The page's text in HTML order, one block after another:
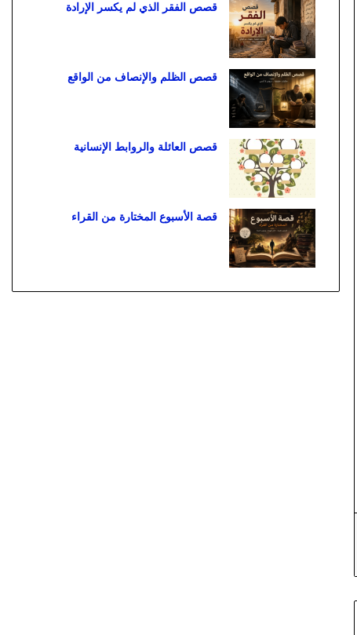
قصص الفقر الذي لم يكسر الإرادة
قصص الظلم والإنصاف من الواقع
قصص العائلة والروابط الإنسانية
قصة الأسبوع المختارة من القراء